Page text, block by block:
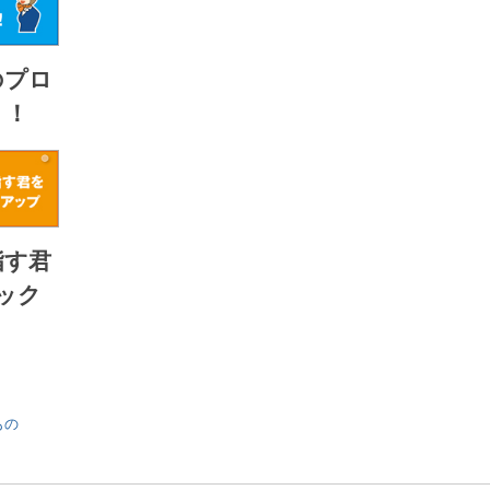
ロ
君
ク
の